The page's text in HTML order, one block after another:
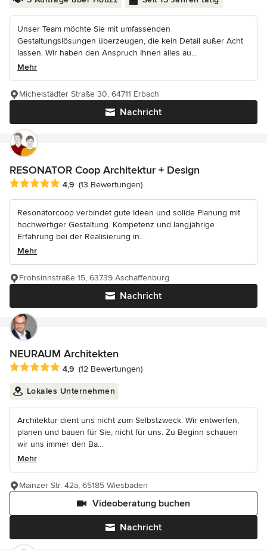
Unser Team möchte Sie mit umfassenden
Gestaltungslösungen überzeugen, die kein Detail außer Acht
lassen. Wir haben den Anspruch Ihnen alles au...
Mehr
Nachricht
Michelstädter Straße 30, 64711 Erbach
RESONATOR Coop Architektur + Design
Durchschnittliche Bewertung: 4.9 von 5 Sternen
4,9 (13 Bewertungen)
Resonatorcoop verbindet gute Ideen und solide Planung mit
hochwertiger Gestaltung. Kompetenz und langjährige
Erfahrung bei der Realisierung in...
Mehr
Nachricht
Frohsinnstraße 15, 63739 Aschaffenburg
NEURAUM Architekten
Durchschnittliche Bewertung: 4.9 von 5 Sternen
4,9 (12 Bewertungen)
Lokales Unternehmen
Architektur dient uns nicht zum Selbstzweck. Wir entwerfen,
planen und bauen für Sie, nicht für uns. Zu Beginn schauen
wir uns immer den Ba...
Mehr
Nachricht
Videoberatung buchen
Mainzer Str. 42a, 65185 Wiesbaden